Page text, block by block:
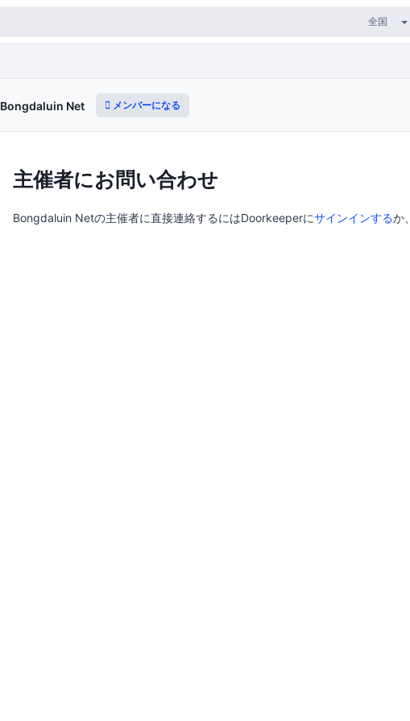
Bongdaluin Net メンバーになる
主催者にお問い合わせ
Bongdaluin Netの主催者に直接連絡するにはDoorkeeperにサインインするか、